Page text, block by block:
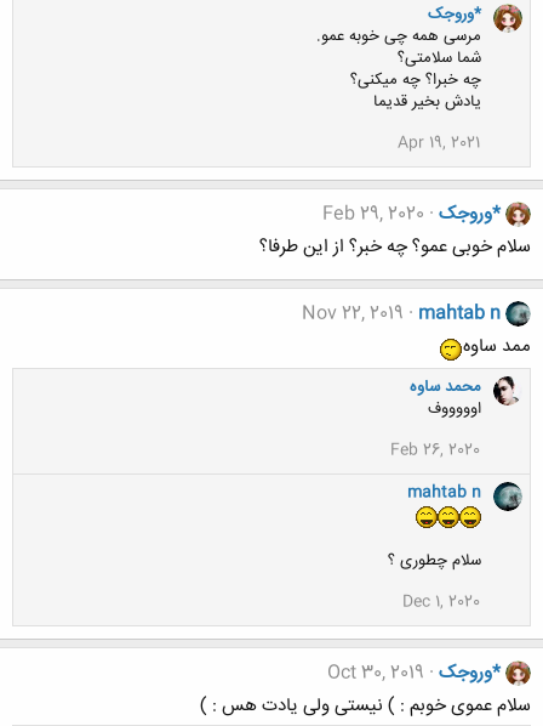
*وروجک
مرسی همه چی خوبه عمو.
شما سلامتی؟
چه خبرا؟ چه میکنی؟
یادش بخیر قدیما
Apr 19, 2021
*وروجک Feb 29, 2020
سلام خوبی عمو؟ چه خبر؟ از این طرفا؟
mahtab n
Nov 22, 2019
ممد ساوه
محمد ساوه
اوووووف
Feb 26, 2020
mahtab n
سلام چطوری ؟
Dec 1, 2020
*وروجک Oct 30, 2019
سلام عموی خوبم : ) نیستی ولی یادت هس : )